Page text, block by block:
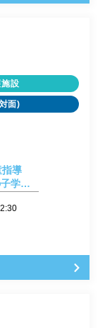
施設
面)
導
学園